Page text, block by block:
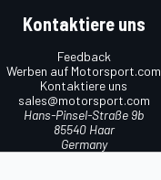
Kontaktiere uns
Feedback
Werben auf Motorsport.com
Kontaktiere uns
sales@motorsport.com
Hans-Pinsel-Straße 9b
85540 Haar
Germany